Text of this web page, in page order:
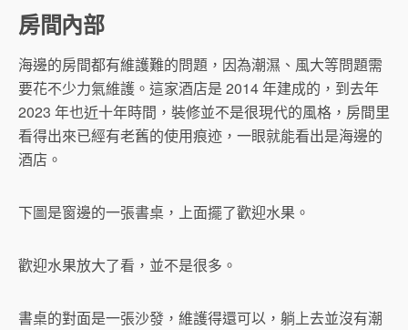
房間內部
海邊的房間都有維護難的問題，因為潮濕、風大等問題需
要花不少力氣維護。這家酒店是 2014 年建成的，到去年
2023 年也近十年時間，裝修並不是很現代的風格，房間里
看得出來已經有老舊的使用痕迹，一眼就能看出是海邊的
酒店。
下圖是窗邊的一張書桌，上面擺了歡迎水果。
歡迎水果放大了看，並不是很多。
書桌的對面是一張沙發，維護得還可以，躺上去並沒有潮